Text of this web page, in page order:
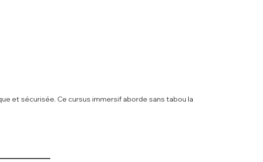
et sécurisée. Ce cursus immersif aborde sans tabou la